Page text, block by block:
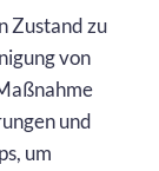
Zustand zu
von
und
um